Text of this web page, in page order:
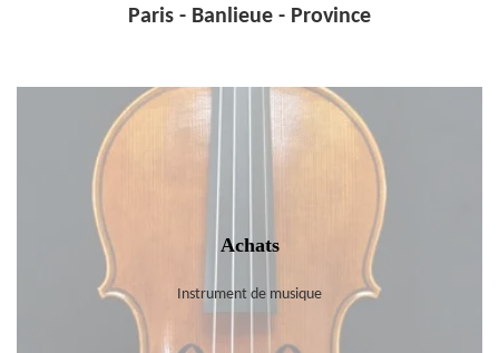
Paris - Banlieue - Province
Achats
Instrument de musique